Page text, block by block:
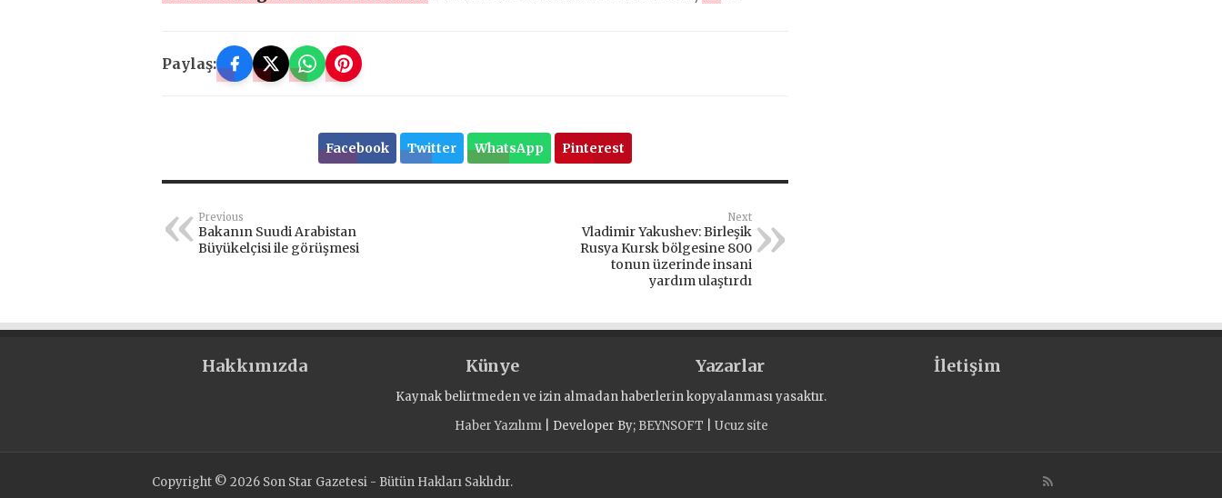
Paylaş:
Facebook Twitter WhatsApp Pinterest
Previous
Bakanın Suudi Arabistan
Büyükelçisi ile görüşmesi
Next
Vladimir Yakushev: Birleşik
Rusya Kursk bölgesine 800
tonun üzerinde insani
yardım ulaştırdı
Hakkımızda Künye Yazarlar İletişim
Kaynak belirtmeden ve izin almadan haberlerin kopyalanması yasaktır.
Haber Yazılımı| Developer By; BEYNSOFT Ucuz site
Copyright © 2026 Son Star Gazetesi - Bütün Hakları Saklıdır.